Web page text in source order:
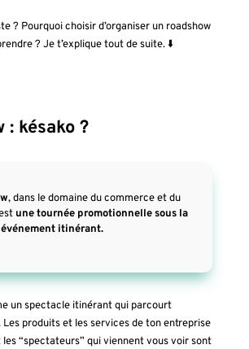
? Pourquoi choisir d’organiser un roadshow
? Je t’explique tout de suite. ⬇️
: késako ?
, dans le domaine du commerce et du
une tournée promotionnelle sous la
événement itinérant.
un spectacle itinérant qui parcourt
produits et les services de ton entreprise
les “spectateurs” qui viennent vous voir sont